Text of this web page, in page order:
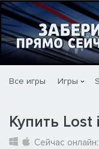
Все игры Игры
Купить Lost
Сейчас онлайн: